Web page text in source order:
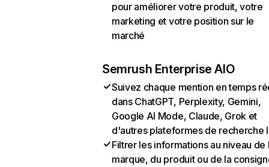
pour améliorer votre produit, votre
marketing et votre position sur le
marché
Semrush Enterprise AIO
Suivez chaque mention en temps
dans ChatGPT, Perplexity, Gemini,
Google AI Mode, Claude, Grok et
d'autres plateformes de recherche
Filtrer les informations au niveau de
marque, du produit ou de la